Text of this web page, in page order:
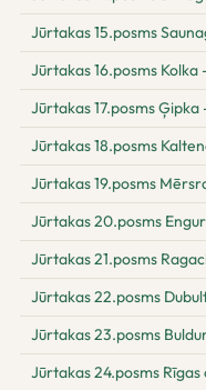
Jūrtakas 15.posms
Jūrtakas 16.posms Kolka
Jūrtakas 17.posms Ģipka
Jūrtakas 18.posms
Jūrtakas 19.posms
Jūrtakas 20.posms
Jūrtakas 21.posms
Jūrtakas 22.posms
Jūrtakas 23.posms
Jūrtakas 24.posms